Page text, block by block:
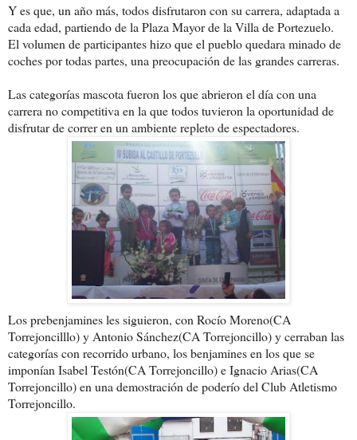
Y es que, un año más, todos disfrutaron con su carrera, adaptada a
cada edad, partiendo de la Plaza Mayor de la Villa de Portezuelo.
El volumen de participantes hizo que el pueblo quedara minado de
coches por todas partes, una preocupación de las grandes carreras.
Las categorías mascota fueron los que abrieron el día con una
carrera no competitiva en la que todos tuvieron la oportunidad de
disfrutar de correr en un ambiente repleto de espectadores.
Los prebenjamines les siguieron, con Rocío Moreno(CA
Torrejoncilllo) y Antonio Sánchez(CA Torrejoncillo) y cerraban las
categorías con recorrido urbano, los benjamines en los que se
imponían Isabel Testón(CA Torrejoncillo) e Ignacio Arias(CA
Torrejoncillo) en una demostración de poderío del Club Atletismo
Torrejoncillo.